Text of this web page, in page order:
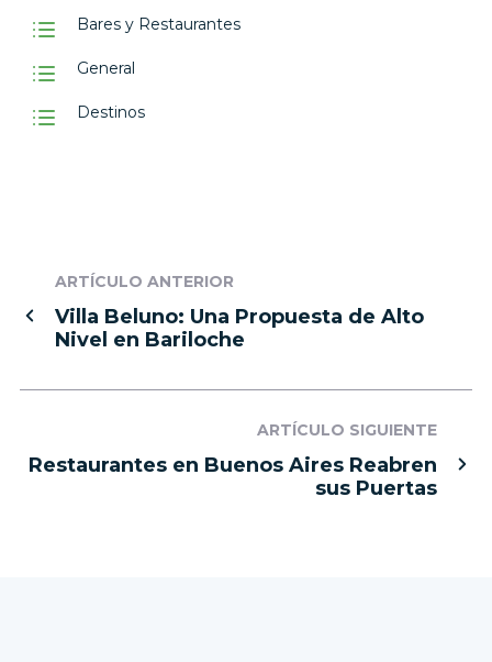
Bares y Restaurantes
General
Destinos
ARTÍCULO ANTERIOR
Villa Beluno: Una Propuesta de Alto
Nivel en Bariloche
ARTÍCULO SIGUIENTE
Restaurantes en Buenos Aires Reabren
sus Puertas